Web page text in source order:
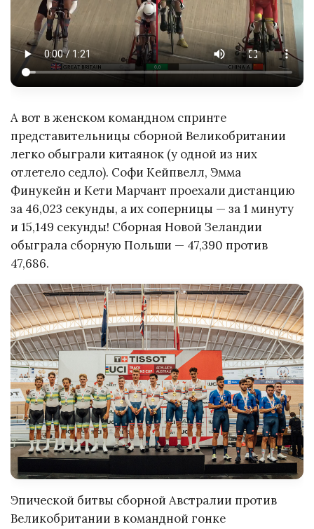
А вот в женском командном спринте
представительницы сборной Великобритании
легко обыграли китаянок (у одной из них
отлетело седло). Софи Кейпвелл, Эмма
Финукейн и Кети Марчант проехали дистанцию
за 46,023 секунды, а их соперницы — за 1 минуту
и 15,149 секунды! Сборная Новой Зеландии
обыграла сборную Польши — 47,390 против
47,686.
Эпической битвы сборной Австралии против
Великобритании в командной гонке